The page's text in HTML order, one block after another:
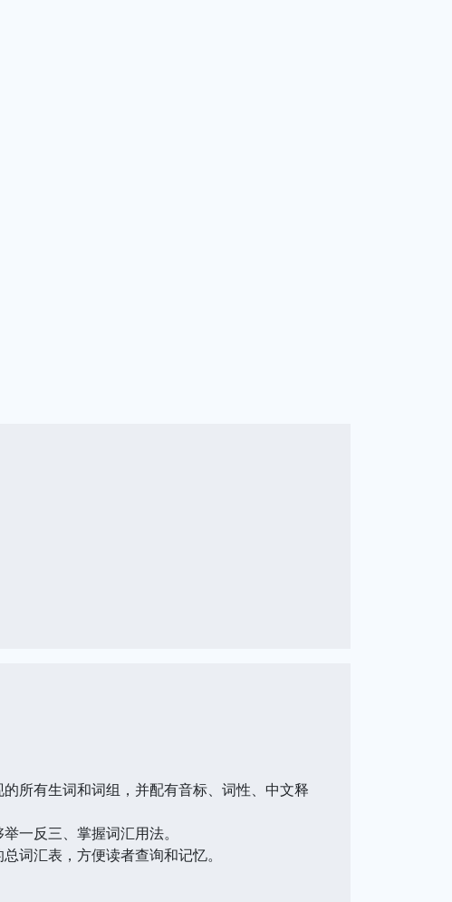
所有生词和词组，并配有音标、词性、中文释
一反三、掌握词汇用法。
汇表，方便读者查询和记忆。